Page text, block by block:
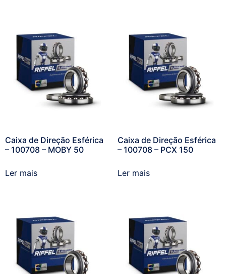
Caixa de Direção Esférica
– 100708 – MOBY 50
Ler mais
Caixa de Direção Esférica
– 100708 – PCX 150
Ler mais